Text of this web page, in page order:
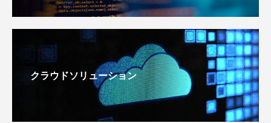
クラウドソリューション